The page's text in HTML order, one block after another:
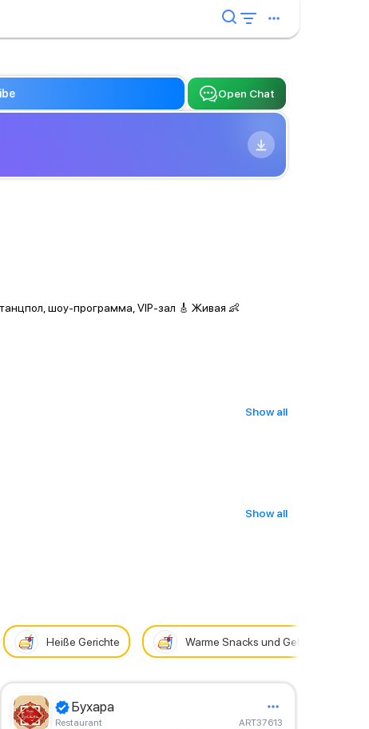
Open Chat
шоу-программа, VIP-зал 🎸 Живая 👶
Show all
Show all
Heiße Gerichte Warme Snacks und Gebäck
Бухара
Restaurant ART37613